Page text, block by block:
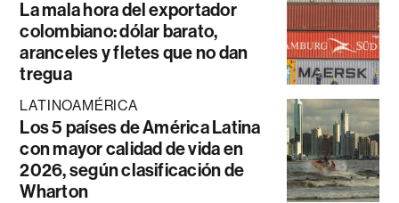
La mala hora del exportador
colombiano: dólar barato,
aranceles y fletes que no dan
tregua
LATINOAMÉRICA
Los 5 países de América Latina
con mayor calidad de vida en
2026, según clasificación de
Wharton